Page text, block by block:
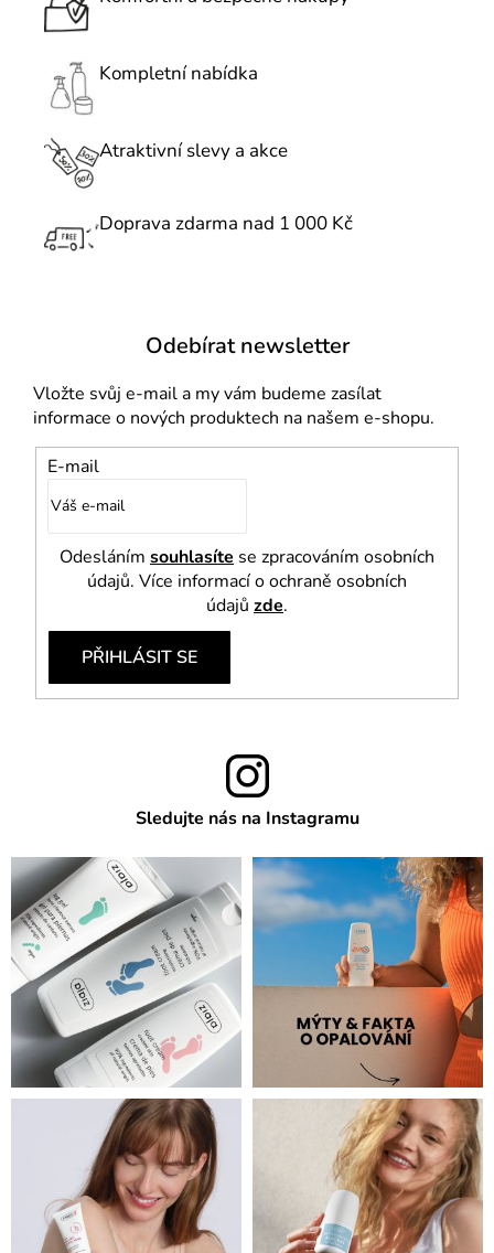
c
r
y
i
s
u
Kompletní nabídka
Atraktivní slevy a akce
Doprava zdarma nad 1 000 Kč
Odebírat newsletter
Vložte svůj e-mail a my vám budeme zasílat
informace o nových produktech na našem e-shopu.
E-mail
Odesláním souhlasíte se zpracováním osobních
údajů. Více informací o ochraně osobních
údajů zde.
PŘIHLÁSIT SE
Sledujte nás na Instagramu